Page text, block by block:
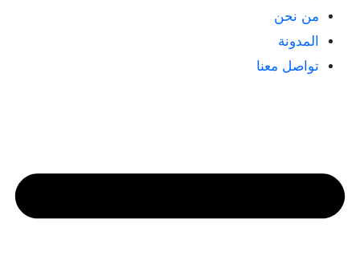
من نحن
المدونة
تواصل معنا